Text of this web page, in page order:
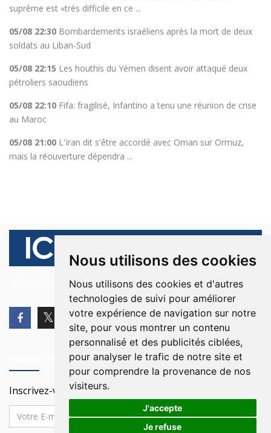
Nous utilisons des cookies
Nous utilisons des cookies et d'autres
technologies de suivi pour améliorer
votre expérience de navigation sur notre
site, pour vous montrer un contenu
personnalisé et des publicités ciblées,
pour analyser le trafic de notre site et
pour comprendre la provenance de nos
visiteurs.
J'accepte
Je refuse
suprême est «très difficile en ce ...
05/08 22:30 Bombardements israéliens après la mort de deux
soldats au Liban-Sud
05/08 22:15 Les houthis du Yémen disent avoir attaqué deux
pétroliers saoudiens
05/08 22:10 Fifa: fragilisé, Infantino a tenu une réunion de crise
au Maroc
05/08 21:00 L'Iran dit s'être accordé avec Oman sur Ormuz,
mais la réouverture dépendra ...
© 2026 Ici Beyrouth. Tous les droits sont réservés.
Inscrivez-vous à notre Newsletter